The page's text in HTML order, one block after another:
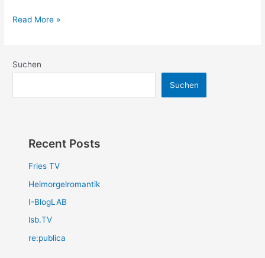
Read More »
Suchen
Suchen
Recent Posts
Fries TV
Heimorgelromantik
I-BlogLAB
lsb.TV
re:publica